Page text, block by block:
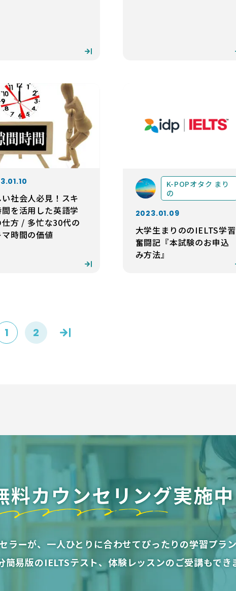
社会人必見！スキ
を活用した英語学
仕方 / 多忙な30代の
時間の価値
K-POPオタク まり
の
2023.01.09
大学生まりののIELTS学習
奮闘記『本試験のお申込
み方法』
1 2
料カウンセリング実施
ラーが、一人ひとりに合わせてぴったりの学習プラ
簡易版のIELTSテスト、体験レッスンのご受講もでき